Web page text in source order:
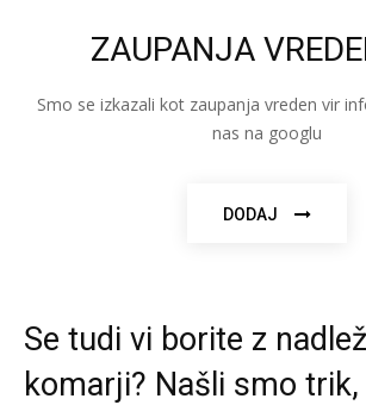
ZAUPANJA
Smo se izkazali kot zaupanja vreden vir
nas na googlu
DODAJ
Se tudi vi borite z
komarji? Našli smo